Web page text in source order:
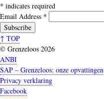
* indicates required
Email Address *
↑ TOP
© Grenzeloos 2026
ANBI
SAP – Grenzeloos: onze opvattingen
Privacy verklaring
Facebook